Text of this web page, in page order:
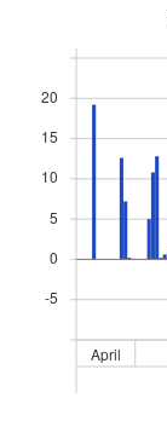
-5
0
5
10
15
20
April